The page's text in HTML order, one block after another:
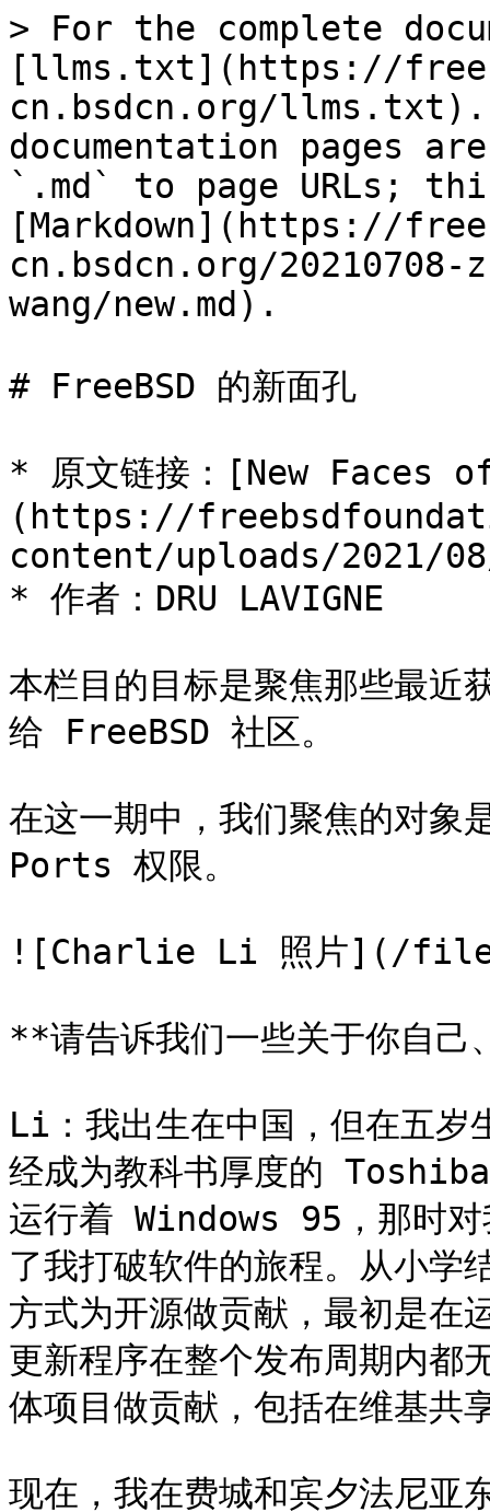
> For the complete
[llms.txt](https://
cn.bsdcn.org/llms.txt).
documentation pages
`.md` to page URLs;
[Markdown](https://
cn.bsdcn.org/20210708-
wang/new.md).
# FreeBSD 的新面孔
* 原文链接：[New Faces
(https://
content/uploads/2021/
* 作者：DRU LAVIGNE
本栏目的目标是聚焦那些最近
给 FreeBSD 社区。
在这一期中，我们聚焦的对
Ports 权限。
![Charlie Li 照片](/files/
**请告诉我们一些关于你自己
Li：我出生在中国，但在五岁
经成为教科书厚度的
运行着 Windows 95，那时对
了我打破软件的旅程。从小学
方式为开源做贡献，最初是
更新程序在整个发布周期内都
体项目做贡献，包括在维基共
现在，我在费城和宾夕法尼亚